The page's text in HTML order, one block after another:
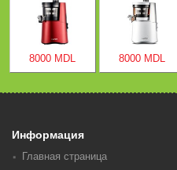
8000 MDL 8000 MDL
Информация
Главная страница